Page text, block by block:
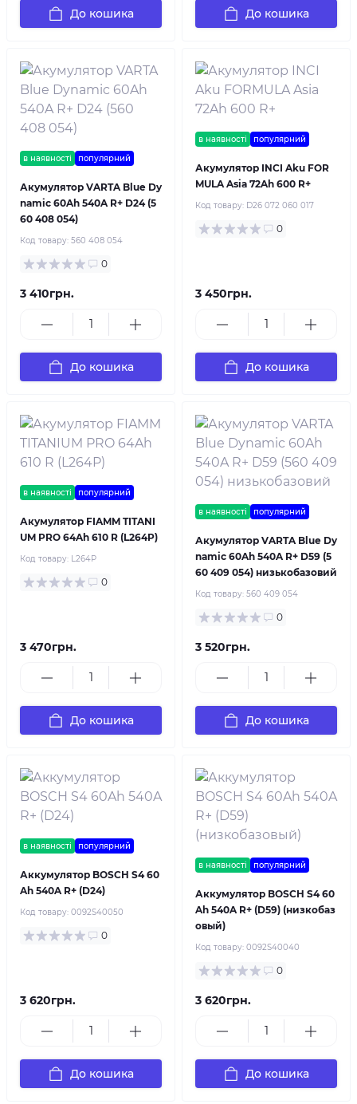
До кошика До кошика
в наявності популярний
Акумулятор VARTA Blue Dy
namic 60Ah 540A R+ D24 (5
60 408 054)
Код товару: 560 408 054
0
3 410грн.
До кошика
в наявності популярний
Акумулятор INCI Aku FOR
MULA Asia 72Ah 600 R+
Код товару: D26 072 060 017
0
3 450грн.
До кошика
в наявності популярний
Акумулятор FIAMM TITANI
UM PRO 64Ah 610 R (L264P)
Код товару: L264P
0
3 470грн.
До кошика
в наявності популярний
Акумулятор VARTA Blue Dy
namic 60Ah 540A R+ D59 (5
60 409 054) низькобазовий
Код товару: 560 409 054
0
3 520грн.
До кошика
в наявності популярний
Аккумулятор BOSCH S4 60
Ah 540A R+ (D24)
Код товару: 0092S40050
0
3 620грн.
До кошика
в наявності популярний
Аккумулятор BOSCH S4 60
Ah 540A R+ (D59) (низкобаз
овый)
Код товару: 0092S40040
0
3 620грн.
До кошика